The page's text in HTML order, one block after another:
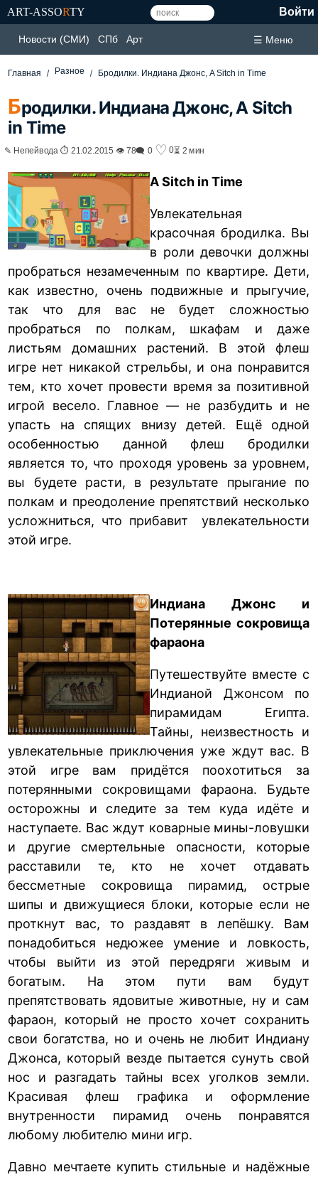
ART-ASSORTY Войти
Новости (СМИ) СПб Арт ☰ Меню
Главная Разное Бродилки. Индиана Джонс, A Sitch in Time
Бродилки. Индиана Джонс, A Sitch
in Time
✎ Непейвода ⏱ 21.02.2015 👁 78🗨 0 ♡ 0⏳ 2 мин
A Sitch in Time
Увлекательная
красочная бродилка. Вы
в роли девочки должны
пробраться незамеченным по квартире. Дети,
как известно, очень подвижные и прыгучие,
так что для вас не будет сложностью
пробраться по полкам, шкафам и даже
листьям домашних растений. В этой флеш
игре нет никакой стрельбы, и она понравится
тем, кто хочет провести время за позитивной
игрой весело. Главное — не разбудить и не
упасть на спящих внизу детей. Ещё одной
особенностью данной флеш бродилки
является то, что проходя уровень за уровнем,
вы будете расти, в результате прыгание по
полкам и преодоление препятствий несколько
усложниться, что прибавит увлекательности
этой игре.
Индиана Джонс и
Потерянные сокровища
фараона
Путешествуйте вместе с
Индианой Джонсом по
пирамидам Египта.
Тайны, неизвестность и
увлекательные приключения уже ждут вас. В
этой игре вам придётся поохотиться за
потерянными сокровищами фараона. Будьте
осторожны и следите за тем куда идёте и
наступаете. Вас ждут коварные мины-ловушки
и другие смертельные опасности, которые
расставили те, кто не хочет отдавать
бессметные сокровища пирамид, острые
шипы и движущиеся блоки, которые если не
проткнут вас, то раздавят в лепёшку. Вам
понадобиться недюжее умение и ловкость,
чтобы выйти из этой передряги живым и
богатым. На этом пути вам будут
препятствовать ядовитые животные, ну и сам
фараон, который не просто хочет сохранить
свои богатства, но и очень не любит Индиану
Джонса, который везде пытается сунуть свой
нос и разгадать тайны всех уголков земли.
Красивая флеш графика и оформление
внутренности пирамид очень понравятся
любому любителю мини игр.
Давно мечтаете купить стильные и надёжные